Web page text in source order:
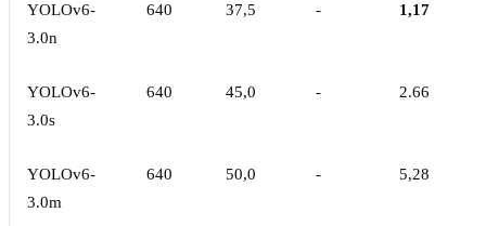
YOLOv6-
3.0n
640 37,5 - 1,17
YOLOv6-
3.0s
640 45,0 - 2.66
YOLOv6-
3.0m
640 50,0 - 5,28